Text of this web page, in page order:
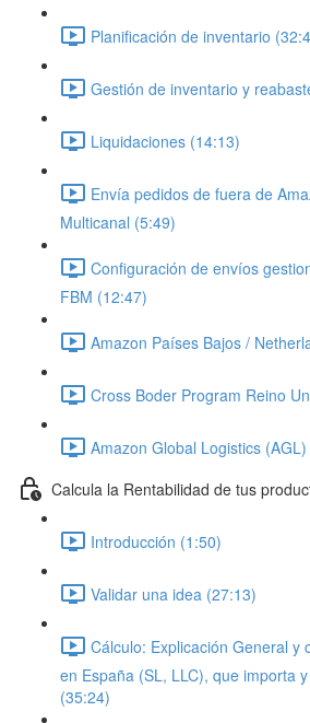
Planificación de inventario
Gestión de inventario y
Liquidaciones (14:13)
Envía pedidos de fuera de
Multicanal (5:49)
Configuración de envíos
FBM (12:47)
Amazon Países Bajos /
Cross Boder Program Reino
Amazon Global Logistics
Calcula la Rentabilidad de tus
Introducción (1:50)
Validar una idea (27:13)
Cálculo: Explicación General y
en España (SL, LLC), que importa
(35:24)